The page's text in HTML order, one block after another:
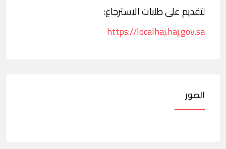
لتقديم على طلبات الاسترجاع:
https://localhaj.haj.gov.sa
الصور